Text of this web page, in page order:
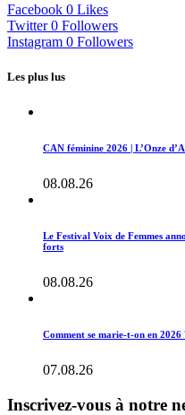
Facebook 0 Likes
Twitter 0 Followers
Instagram 0 Followers
Les plus lus
CAN féminine 2026 | L’Onze
08.08.26
Le Festival Voix de Femmes
forts
08.08.26
Comment se marie-t-on en 2026
07.08.26
Inscrivez-vous à notre